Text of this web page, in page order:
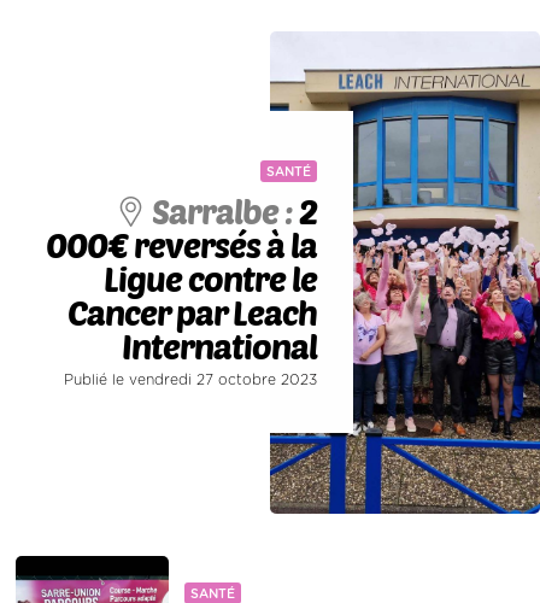
SANTÉ
Sarralbe :2
000€ reversés à la
Ligue contre le
Cancer par Leach
International
Publié le vendredi 27 octobre 2023
SANTÉ